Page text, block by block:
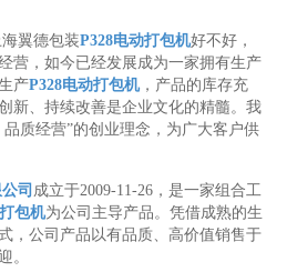
海翼德包装P328电动打包机好不好，
营，如今已经发展成为一家拥有生产
产P328电动打包机，产品的库存充
新、持续改善是企业文化的精髓。我
质经营”的创业理念，为广大客户供
司 成立于2009-11-26，是一家组合工
包机为公司主导产品。凭借成熟的生
，公司产品以有品质、高价值销售于
。